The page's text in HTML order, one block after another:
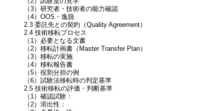
（3）研究者・技術者の能力確認
（4）OOS・逸脱
2.3 委託先との契約（Quality Agreement）
2.4 技術移転プロセス
（1）必要となる文書
（2）移転計画書（Master Transfer Plan）
（3）移転の実施
（4）移転報告書
（5）役割分担の例
（6）試験法移転時の判定基準
2.5 技術移転の評価・判断基準
（1）確認試験：
（2）溶出性：